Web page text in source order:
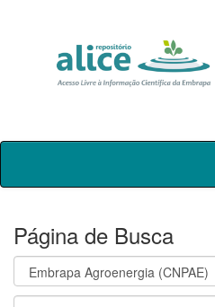
Skip
Página de Busca